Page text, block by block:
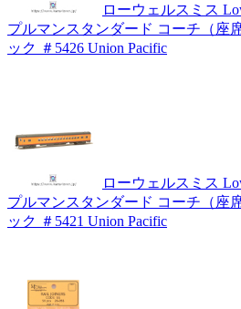
ローウェルスミス
プルマンスタンダード コーチ（座
ック ＃5426 Union Pacific
ローウェルスミス
プルマンスタンダード コーチ（座
ック ＃5421 Union Pacific